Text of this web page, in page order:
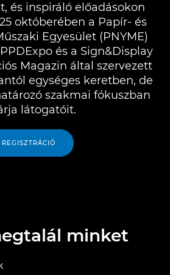
és inspiráló előadásokon
októberében a Papír- és
Egyesület (PNYME)
és a Sign&Display
Magazin által szervezett
egységes keretben, de
szakmai fókuszban
látogatóit.
REGISZTRÁCIÓ
minket